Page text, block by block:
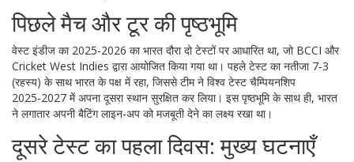
पिछले मैच और टूर की पृष्ठभूमि
वेस्ट इंडीज का 2025‑2026 का भारत दौरा दो टेस्टों पर आधारित था, जो BCCI और
Cricket West Indies द्वारा आयोजित किया गया था। पहले टेस्ट का नतीजा 7‑3
(रहस्य) के साथ भारत के पक्ष में रहा, जिससे टीम ने विश्व टेस्ट चैम्पियनशिप
2025‑2027 में अपना दूसरा स्थान सुरक्षित कर लिया। इस पृष्ठभूमि के साथ ही, भारत
ने लगातार अपनी बैटिंग लाइन‑अप को मजबूती देने का लक्ष्य रखा था।
दूसरे टेस्ट का पहला दिवस: मुख्य घटनाएँ